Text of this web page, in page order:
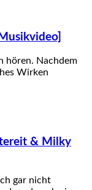
hören. Nachdem
Wirken
& Milky
gar nicht